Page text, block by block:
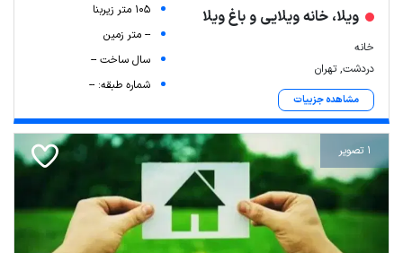
ویلا، خانه ویلایی و باغ ویلا
خانه
دردشت, تهران
مشاهده جزییات
105 متر زیربنا
-- متر زمین
سال ساخت --
شماره طبقه: --
1 تصویر